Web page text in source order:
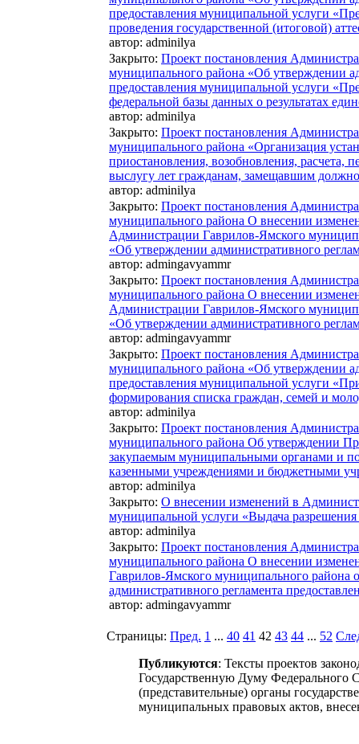
предоставления муниципальной услуги
проведения государственной (итоговой)
автор: adminilya
Закрыто: Проект постановления
муниципального района «Об утверждении
предоставления муниципальной услуги
федеральной базы данных о результатах
автор: adminilya
Закрыто: Проект постановления
муниципального района «Организация
приостановления, возобновления, расчета,
выслугу лет гражданам, замещавшим
автор: adminilya
Закрыто: Проект постановления
муниципального района О внесении
Администрации Гаврилов-Ямского
«Об утверждении административного
автор: admingavyammr
Закрыто: Проект постановления
муниципального района О внесении
Администрации Гаврилов-Ямского
«Об утверждении административного
автор: admingavyammr
Закрыто: Проект постановления
муниципального района «Об утверждении
предоставления муниципальной услуги
формирования списка граждан, семей и
автор: adminilya
Закрыто: Проект постановления
муниципального района Об утверждении
закупаемым муниципальными органами и
казенными учреждениями и бюджетными
автор: adminilya
Закрыто: О внесении изменений в
муниципальной услуги «Выдача
автор: adminilya
Закрыто: Проект постановления
муниципального района О внесении
Гаврилов-Ямского муниципального
административного регламента
автор: admingavyammr
Страницы: Пред. 1 ... 40 41 42 43 44 ... 52
Публикуются: Тексты проектов
Государственную Думу Федерального
(представительные) органы
муниципальных правовых актов,